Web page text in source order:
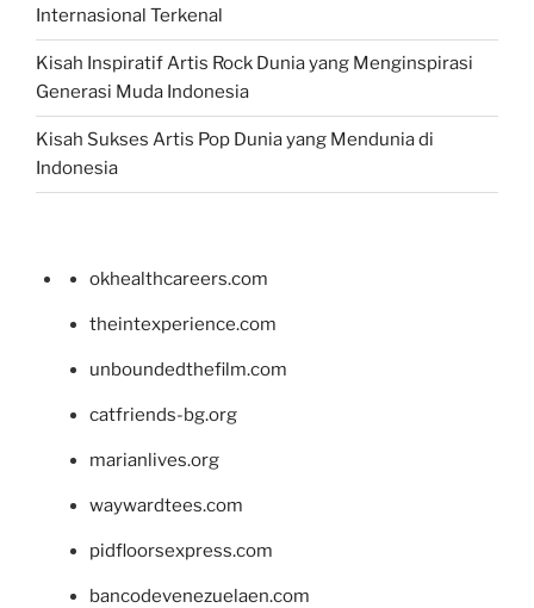
Internasional Terkenal
Kisah Inspiratif Artis Rock Dunia yang Menginspirasi
Generasi Muda Indonesia
Kisah Sukses Artis Pop Dunia yang Mendunia di
Indonesia
okhealthcareers.com
theintexperience.com
unboundedthefilm.com
catfriends-bg.org
marianlives.org
waywardtees.com
pidfloorsexpress.com
bancodevenezuelaen.com